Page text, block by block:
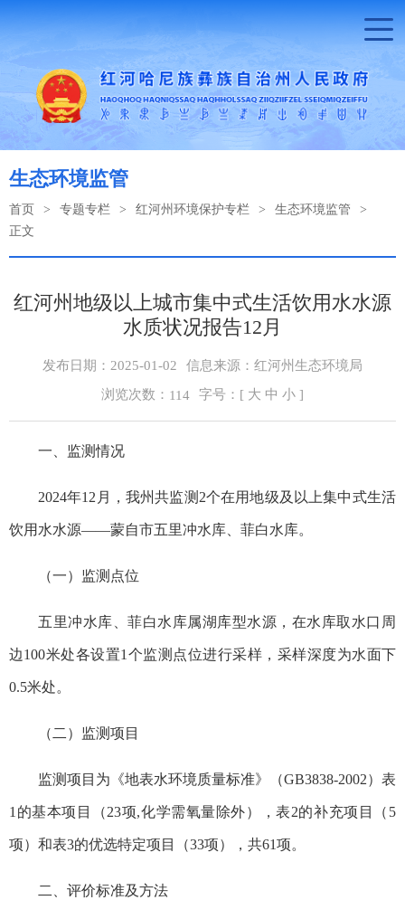
生态环境监管
首页 > 专题专栏 > 红河州环境保护专栏 > 生态环境监管
>
正文
红河州地级以上城市集中式生活饮用水水源
水质状况报告12月
发布日期：2025-01-02
信息来源：红河州生态环境局
浏览次数： 114 字号：[ 大 中 小 ]
一、监测情况
2024年12月，我州共监测2个在用地级及以上集中式生活
饮用水水源——蒙自市五里冲水库、菲白水库。
（一）监测点位
五里冲水库、菲白水库属湖库型水源，在水库取水口周
边100米处各设置1个监测点位进行采样，采样深度为水面下
0.5米处。
（二）监测项目
监测项目为《地表水环境质量标准》（GB3838-2002）表
1的基本项目（23项,化学需氧量除外），表2的补充项目（5
项）和表3的优选特定项目（33项），共61项。
二、评价标准及方法